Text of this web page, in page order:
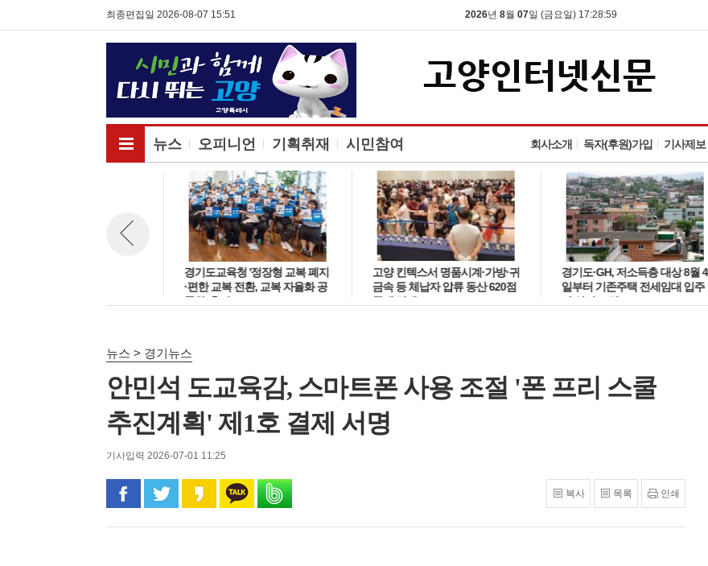
최종편집일 2026-08-07 15:51 2026년 8월 07일 (금요일) 17:29:00
뉴스 오피니언 기획취재 시민참여 회사소개 독자(후원)가입 기사제보
전체메뉴보기
경기도교육청 '정장형 교복 폐지
·편한 교복 전환, 교복 자율화 공
론화' 추진
고양 킨텍스서 명품시계·가방·귀
금속 등 체납자 압류 동산 620점
공개 경매
경기도·GH, 저소득층 대상 8월 4
일부터 기존주택 전세임대 입주
자 상시 모집
뉴스 > 경기뉴스
안민석 도교육감, 스마트폰 사용 조절 '폰 프리 스쿨
추진계획' 제1호 결제 서명
기사입력 2026-07-01 11:25
페이스북으로 공유
트위터로 공유카카오 스토리로 공유
카카오톡으로 공유
복사 목록 인쇄